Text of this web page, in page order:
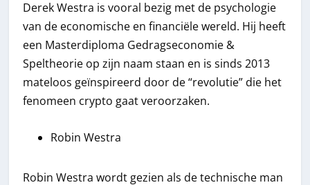
Derek Westra is vooral bezig met de psychologie
van de economische en financiële wereld. Hij heeft
een Masterdiploma Gedragseconomie &
Speltheorie op zijn naam staan en is sinds 2013
mateloos geïnspireerd door de “revolutie” die het
fenomeen crypto gaat veroorzaken.
Robin Westra
Robin Westra wordt gezien als de technische man